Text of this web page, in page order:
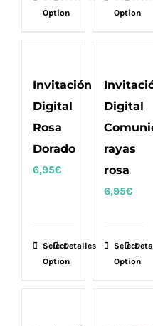
Option
Option
Invitación
Digital
Rosa
Dorado
6,95€
Select
Option
Detalles
Digital
rayas
rosa
6,95€
Select
Option